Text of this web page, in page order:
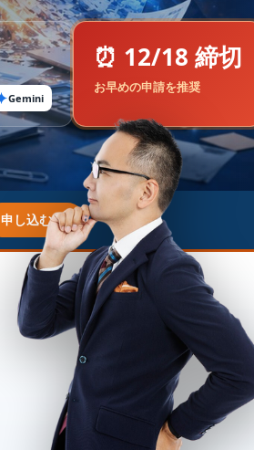
Gemini
⏰ 12/18 締切
お早めの申請を推奨
申し込む →